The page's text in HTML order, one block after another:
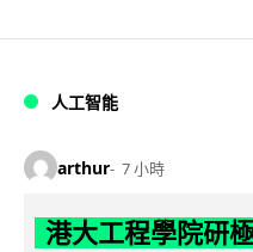
人工智能
arthur 7 小時
港大工程學院研